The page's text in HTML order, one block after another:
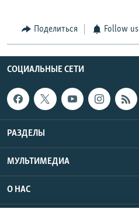
Поделиться Follow us
СОЦИАЛЬНЫЕ СЕТИ
РАЗДЕЛЫ
МУЛЬТИМЕДИА
О НАС